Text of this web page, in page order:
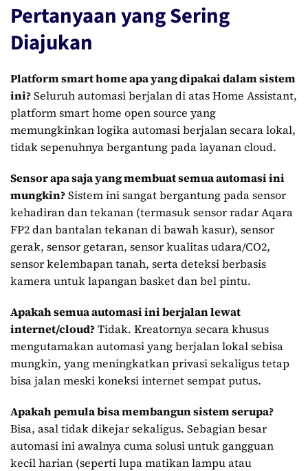
Pertanyaan yang Sering
Diajukan
Platform smart home apa yang dipakai dalam sistem
ini?Seluruh automasi berjalan di atas Home Assistant,
platform smart home open source yang
memungkinkan logika automasi berjalan secara lokal,
tidak sepenuhnya bergantung pada layanan cloud.
Sensor apa saja yang membuat semua automasi ini
mungkin?Sistem ini sangat bergantung pada sensor
kehadiran dan tekanan (termasuk sensor radar Aqara
FP2 dan bantalan tekanan di bawah kasur), sensor
gerak, sensor getaran, sensor kualitas udara/CO2,
sensor kelembapan tanah, serta deteksi berbasis
kamera untuk lapangan basket dan bel pintu.
Apakah semua automasi ini berjalan lewat
internet/cloud?Tidak. Kreatornya secara khusus
mengutamakan automasi yang berjalan lokal sebisa
mungkin, yang meningkatkan privasi sekaligus tetap
bisa jalan meski koneksi internet sempat putus.
Apakah pemula bisa membangun sistem serupa?
Bisa, asal tidak dikejar sekaligus. Sebagian besar
automasi ini awalnya cuma solusi untuk gangguan
kecil harian (seperti lupa matikan lampu atau